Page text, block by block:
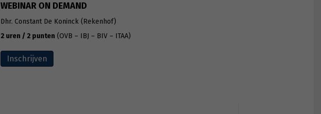
WEBINAR ON DEMAND
Dhr. Constant De Koninck (Rekenhof)
2 uren / 2 punten(OVB – IBJ – BIV – ITAA)
Inschrijven